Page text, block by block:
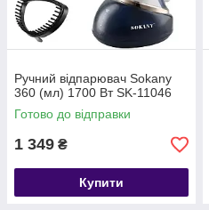
Ручний відпарювач Sokany
360 (мл) 1700 Вт SK-11046
Готово до відправки
1 349 ₴
Купити